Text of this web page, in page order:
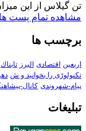
تن گیلاس از این
مشاهده تمام پست
برچسب ها
اربعین اقتصادی البرز تابناك
تکنولوڑی را بخوانید و ش
پیام-شهروندی کانال-
تبلیغات